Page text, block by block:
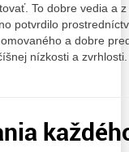
To dobre vedia a
potvrdilo
a dobre
nízkosti a